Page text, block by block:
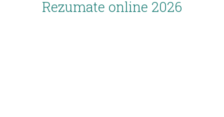
Rezumate online 2026